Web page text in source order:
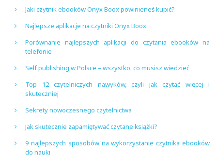
Jaki czytnik ebooków Onyx Boox powinieneś kupić?
Najlepsze aplikacje na czytniki Onyx Boox
Porównanie najlepszych aplikacji do czytania ebooków na
telefonie
Self publishing w Polsce – wszystko, co musisz wiedzieć
Top 12 czytelniczych nawyków, czyli jak czytać więcej i
skuteczniej
Sekrety nowoczesnego czytelnictwa
Jak skutecznie zapamiętywać czytane książki?
9 najlepszych sposobów na wykorzystanie czytnika ebooków
do nauki